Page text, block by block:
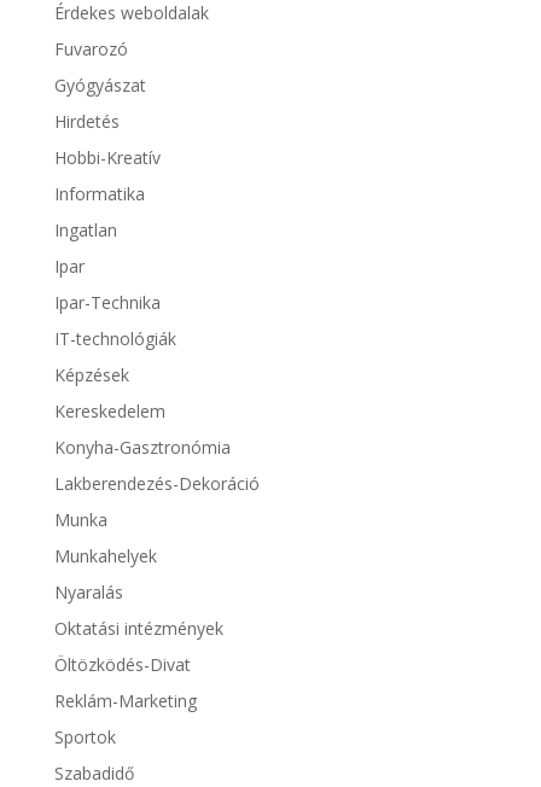
Érdekes weboldalak
Fuvarozó
Gyógyászat
Hirdetés
Hobbi-Kreatív
Informatika
Ingatlan
Ipar
Ipar-Technika
IT-technológiák
Képzések
Kereskedelem
Konyha-Gasztronómia
Lakberendezés-Dekoráció
Munka
Munkahelyek
Nyaralás
Oktatási intézmények
Öltözködés-Divat
Reklám-Marketing
Sportok
Szabadidő